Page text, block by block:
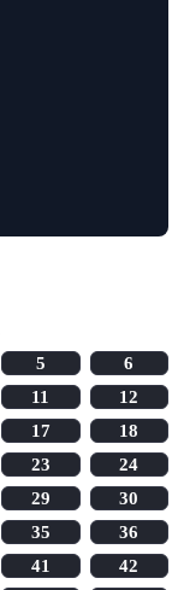
5
6
11
12
17
18
23
24
29
30
35
36
41
42